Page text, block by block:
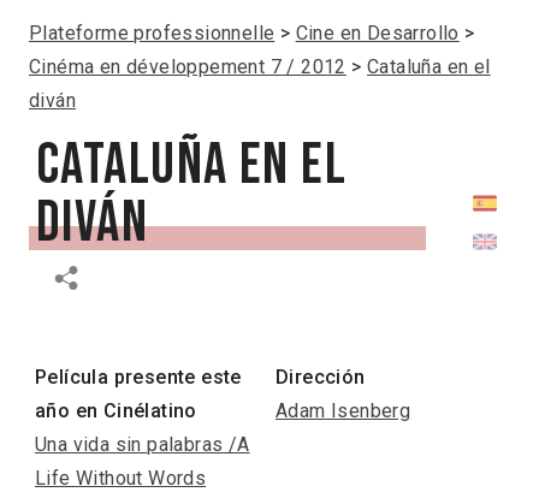
Plateforme professionnelle
Cine en Desarrollo
Cinéma en développement 7 / 2012
Cataluña en el
diván
Cataluña en el
diván
Película presente este
año en Cinélatino
Una vida sin palabras /A
Life Without Words
Dirección
Adam Isenberg